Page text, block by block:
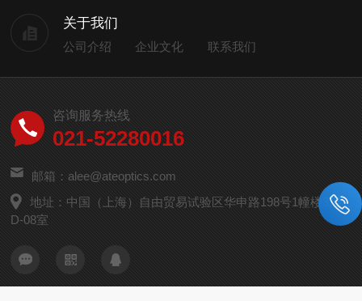
关于我们
公司介绍 企业文化 联系我们
咨询服务热线
021-52280016
邮箱：alee@ateoptics.com
地址：中国（上海）自由贸易试验区华申路198号1幢楼3层
D-08室